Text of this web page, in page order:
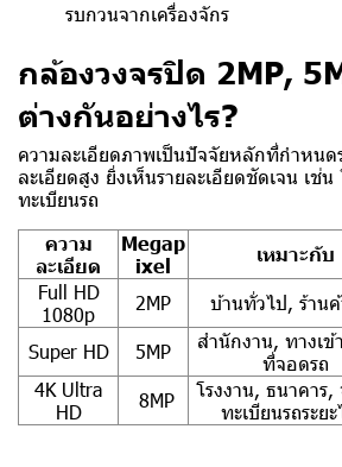
รบกวนจากเครื่องจักร
กล้องวงจรปิด 2MP,
ต่างกันอย่างไร?
ความละเอียดภาพเป็นปัจจัยหลักที่กำหนด
ละเอียดสูง ยิ่งเห็นรายละเอียดชัดเจน เช่
ทะเบียนรถ
ความ
ละเอียด
Megap
ixel
เหมาะกับ
Full HD
1080p
2MP บ้านทั่วไป, ร้านค้
Super HD
5MP
สำนักงาน, ทางเ
ที่จอดรถ
4K Ultra
HD
8MP
โรงงาน, ธนาคาร
ทะเบียนรถระย